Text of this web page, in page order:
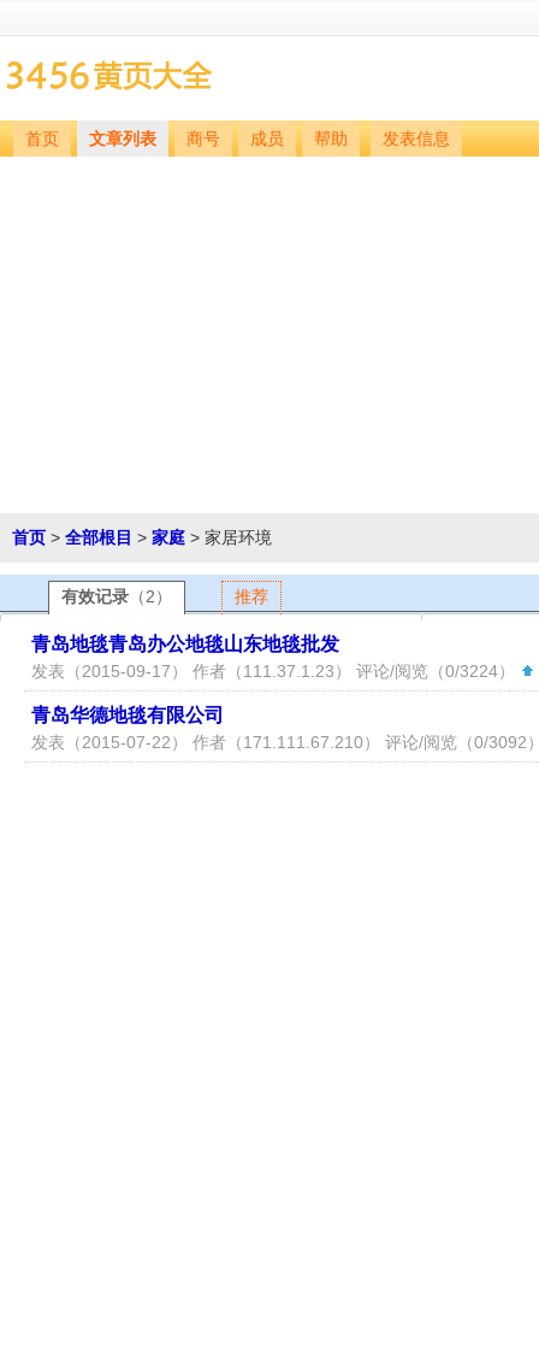
首页 文章列表 商号 成员 帮助 发表信息
首页 > 全部根目 > 家庭 > 家居环境
有效记录 （2） 推荐
青岛地毯青岛办公地毯山东地毯批发
发表（2015-09-17） 作者（111.37.1.23） 评论/阅览（0/3224）
青岛华德地毯有限公司
发表（2015-07-22） 作者（171.111.67.210） 评论/阅览（0/3092